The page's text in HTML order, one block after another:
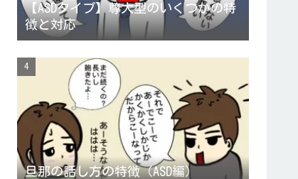
【ASDタイプ】尊大型のいくつかの特
徴と対応
旦那の話し方の特徴（ASD編）